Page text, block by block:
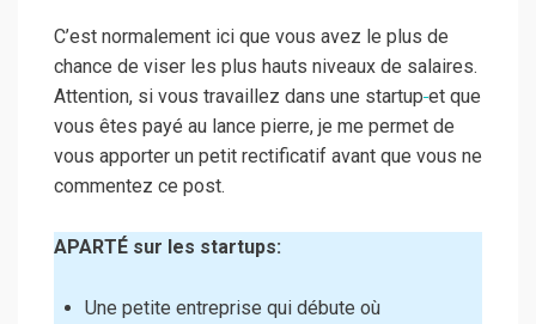
C’est normalement ici que vous avez le plus de
chance de viser les plus hauts niveaux de salaires.
Attention, si vous travaillez dans une startup et que
vous êtes payé au lance pierre, je me permet de
vous apporter un petit rectificatif avant que vous ne
commentez ce post.
APARTÉ sur les startups:
Une petite entreprise qui débute où